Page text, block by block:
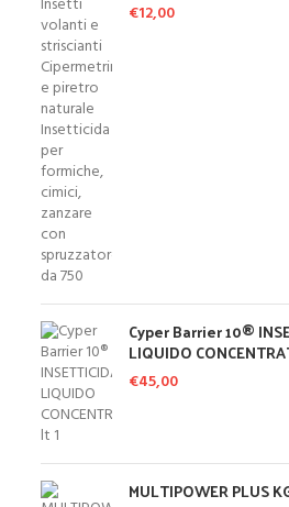
€12,00
Cyper Barrier 10®
LIQUIDO
€45,00
MULTIPOWER PLUS